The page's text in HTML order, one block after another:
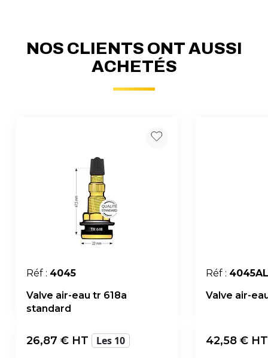
NOS CLIENTS ONT AUSSI
ACHETÉS
Réf : 4045
Valve air-eau tr 618a
standard
26,87 € HT Les 10
Réf : 4045AL
Valve air-
42,58 €